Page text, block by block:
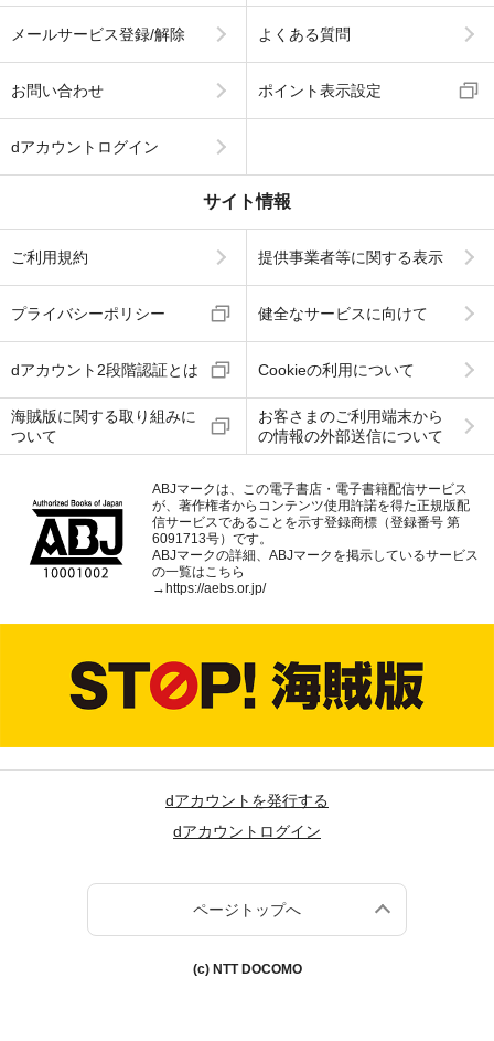
メールサービス登録/解除 よくある質問
お問い合わせ ポイント表示設定
dアカウントログイン
サイト情報
ご利用規約 提供事業者等に関する表示
プライバシーポリシー 健全なサービスに向けて
dアカウント2段階認証とは Cookieの利用について
海賊版に関する取り組みに
ついて
お客さまのご利用端末から
の情報の外部送信について
ABJマークは、この電子書店・電子書籍配信サービス
が、著作権者からコンテンツ使用許諾を得た正規版配
信サービスであることを示す登録商標（登録番号 第
6091713号）です。
ABJマークの詳細、ABJマークを掲示しているサービス
の一覧はこちら
→ https://aebs.or.jp/
dアカウントを発行する
dアカウントログイン
ページトップへ
(c) NTT DOCOMO